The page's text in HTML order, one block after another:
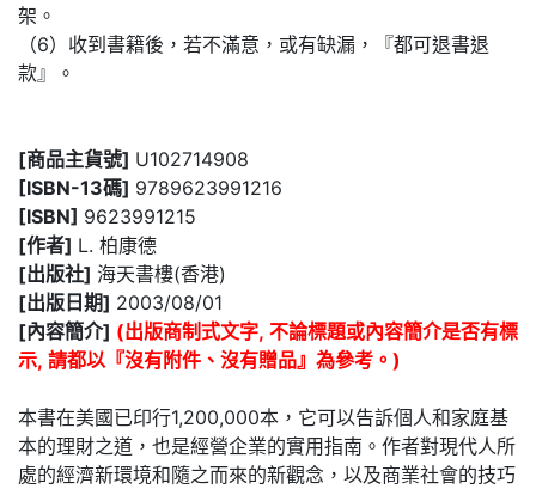
架。
（6）收到書籍後，若不滿意，或有缺漏，『都可退書退
款』。
[商品主貨號] U102714908
[ISBN-13碼] 9789623991216
[ISBN] 9623991215
[作者] L. 柏康德
[出版社] 海天書樓(香港)
[出版日期] 2003/08/01
[內容簡介] (出版商制式文字, 不論標題或內容簡介是否有標
示, 請都以『沒有附件、沒有贈品』為參考。)
本書在美國已印行1,200,000本，它可以告訴個人和家庭基
本的理財之道，也是經營企業的實用指南。作者對現代人所
處的經濟新環境和隨之而來的新觀念，以及商業社會的技巧